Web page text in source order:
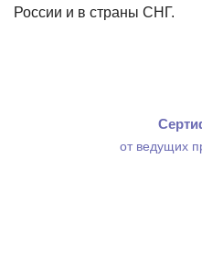
России и в страны СНГ.
от ведущих